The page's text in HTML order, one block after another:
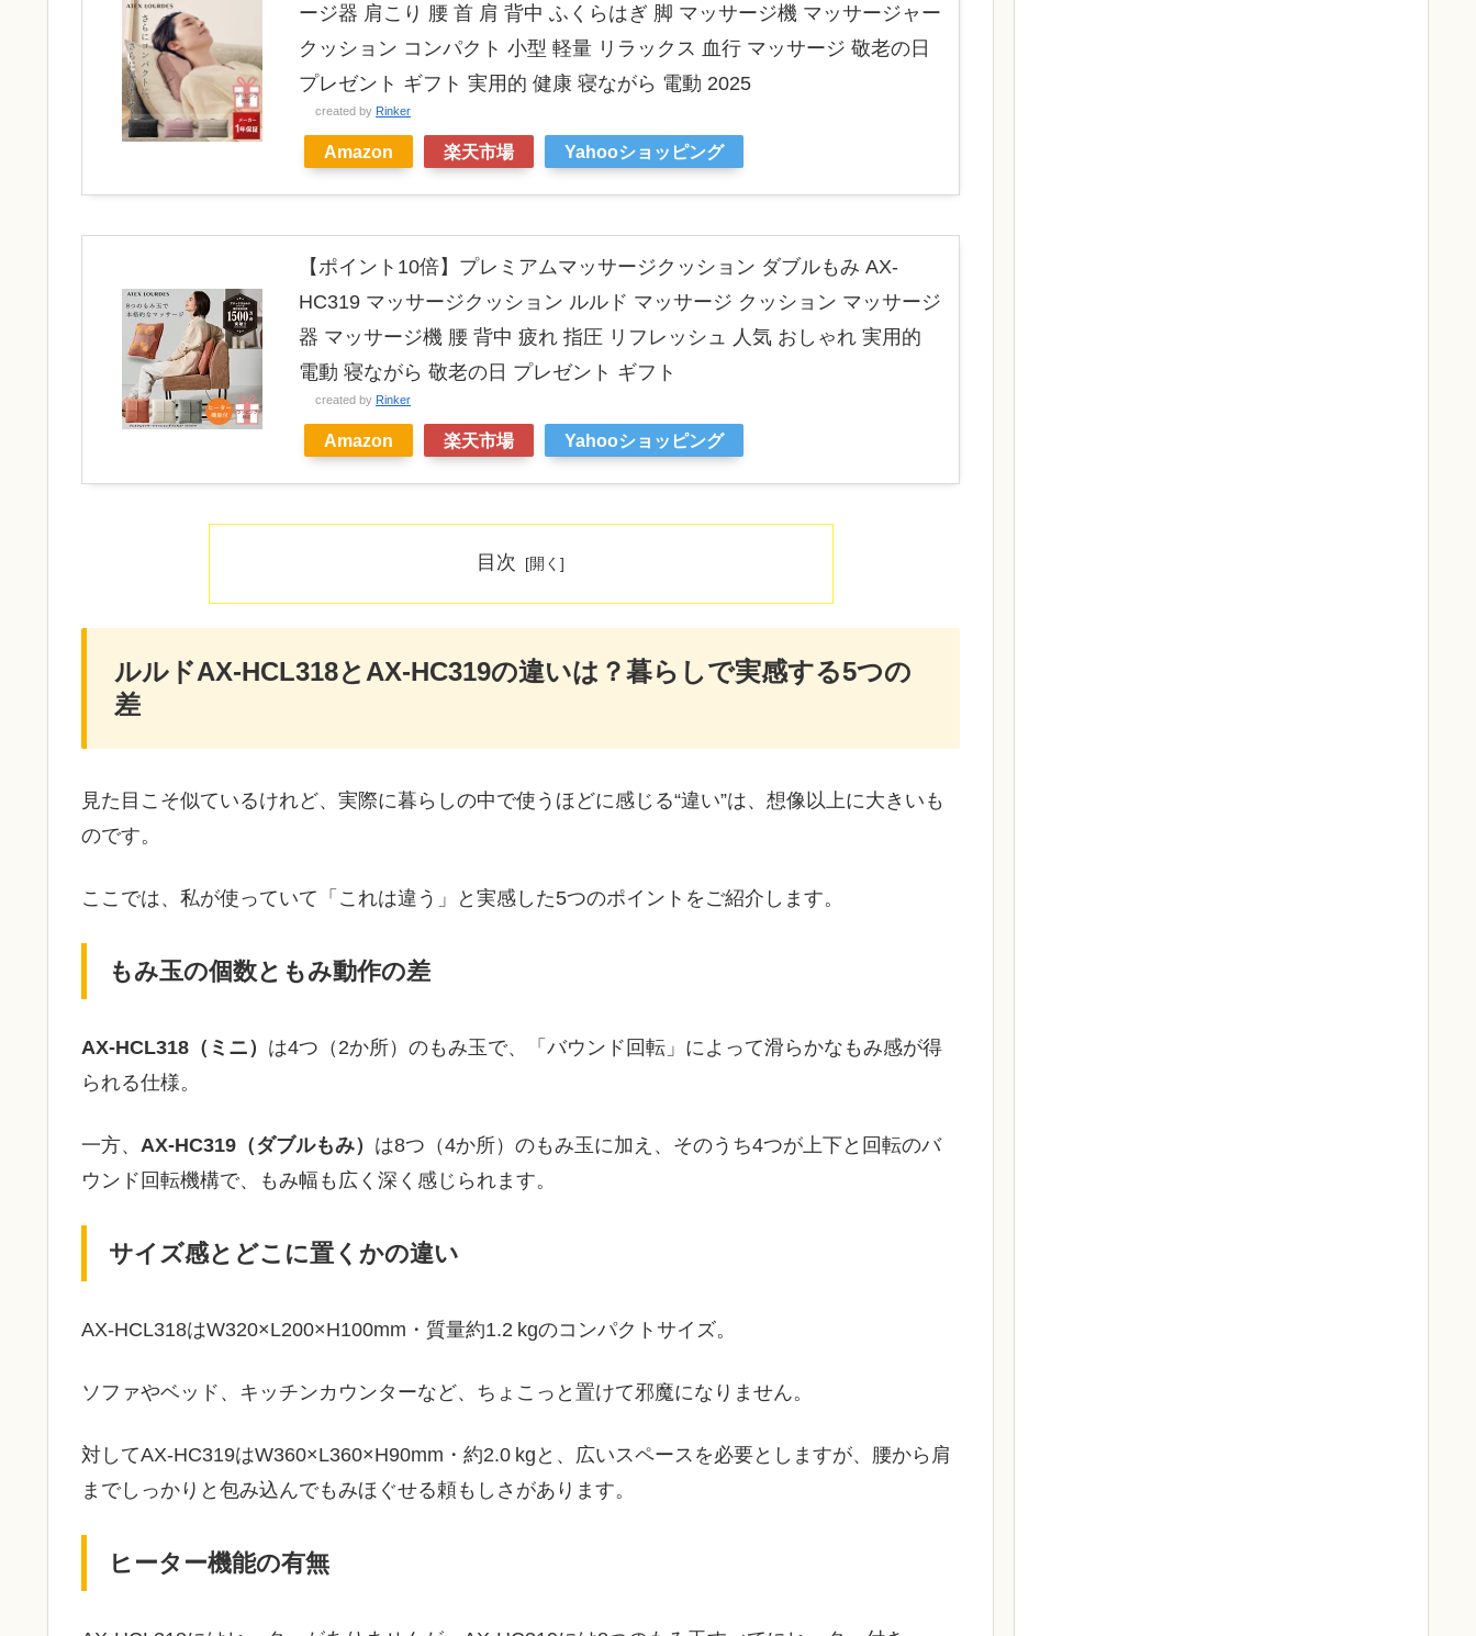
ージ器 肩こり 腰 首 肩 背中 ふくらはぎ 脚 マッサージ機 マッサージャー
クッション コンパクト 小型 軽量 リラックス 血行 マッサージ 敬老の日
プレゼント ギフト 実用的 健康 寝ながら 電動 2025
created by Rinker
Amazon 楽天市場 Yahooショッピング
【ポイント10倍】プレミアムマッサージクッション ダブルもみ AX-
HC319 マッサージクッション ルルド マッサージ クッション マッサージ
器 マッサージ機 腰 背中 疲れ 指圧 リフレッシュ 人気 おしゃれ 実用的
電動 寝ながら 敬老の日 プレゼント ギフト
created by Rinker
Amazon 楽天市場 Yahooショッピング
目次
ルルドAX‑HCL318とAX‑HC319の違いは？暮らしで実感する5つの
差
見た目こそ似ているけれど、実際に暮らしの中で使うほどに感じる“違い”は、想像以上に大きいも
のです。
ここでは、私が使っていて「これは違う」と実感した5つのポイントをご紹介します。
もみ玉の個数ともみ動作の差
AX‑HCL318（ミニ） は4つ（2か所）のもみ玉で、「バウンド回転」によって滑らかなもみ感が得
られる仕様。
一方、 AX‑HC319（ダブルもみ） は8つ（4か所）のもみ玉に加え、そのうち4つが上下と回転のバ
ウンド回転機構で、もみ幅も広く深く感じられます。
サイズ感とどこに置くかの違い
AX‑HCL318はW320×L200×H100mm・質量約1.2 kgのコンパクトサイズ。
ソファやベッド、キッチンカウンターなど、ちょこっと置けて邪魔になりません。
対してAX‑HC319はW360×L360×H90mm・約2.0 kgと、広いスペースを必要としますが、腰から肩
までしっかりと包み込んでもみほぐせる頼もしさがあります。
ヒーター機能の有無